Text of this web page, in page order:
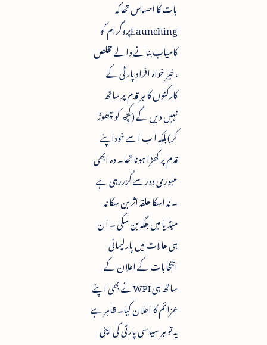
بات کا احساس تھاکہ
Launchingپروگرام کو
کامیاب بنانے والے مخلص
،خیر خواہ افراد پارٹی کے
کارکنوں کا ہر قدم پر ساتھ
نہیں دیں گے (کچھ کو چھوڑ
کر)بلکہ ا ب اسے خوداپنے
قدم پر کھڑا ہونا تھا۔ وہ ابھی
عبوری دورسے گزررہی ہے
۔ نہ اسکا حلقہ اثر بن سکا نہ
میڈیا میں جگہ بن سکی ۔ ان
ہی حالات میں پارلیمانی
انتخابات کے اعلان کے
ساتھ ہی WPIنے بھی اپنے
عزائم کا اعلان کیا۔ ظاہر ہے
یہ تو ہر سیاسی پارٹی کی اپنی